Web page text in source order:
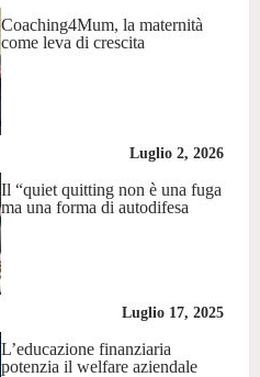
Coaching4Mum, la maternità
come leva di crescita
Luglio 2, 2026
Il “quiet quitting non è una fuga
ma una forma di autodifesa
Luglio 17, 2025
L’educazione finanziaria
potenzia il welfare aziendale